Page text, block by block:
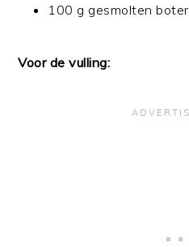
100 g gesmolten boter
Voor de vulling: